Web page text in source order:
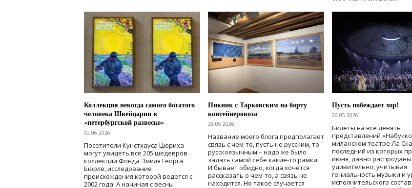
Коллекция некогда самого богатого
человека Швейцарии в
«петербургской развеске»
02.06.2026
Посетители Кунстхауса Цюриха
могут увидеть все 205 шедевров
коллекции Фонда Эмиля Георга
Бюрле, исследование
происхождения которой ведется с
2002 года. А начиная с весны
Пикник с Тарковским на борту
контейнеровоза
28.05.2026
Название моего блога предполагает
связь с чем-то, пусть не русским, то
русскоязычным – надо же было
задать самой себе какие-то рамки.
И бывает обидно, когда хочется
рассказать о чем-то, а связь не
находится. Но такое случается
Пусть побеждает хор!
26.05.2026
Билеты на все девять
представлений
миланском театре Ла
последний из которых
июня, давно
удивительно, учитывая
гениальность музыки и
исполнительского